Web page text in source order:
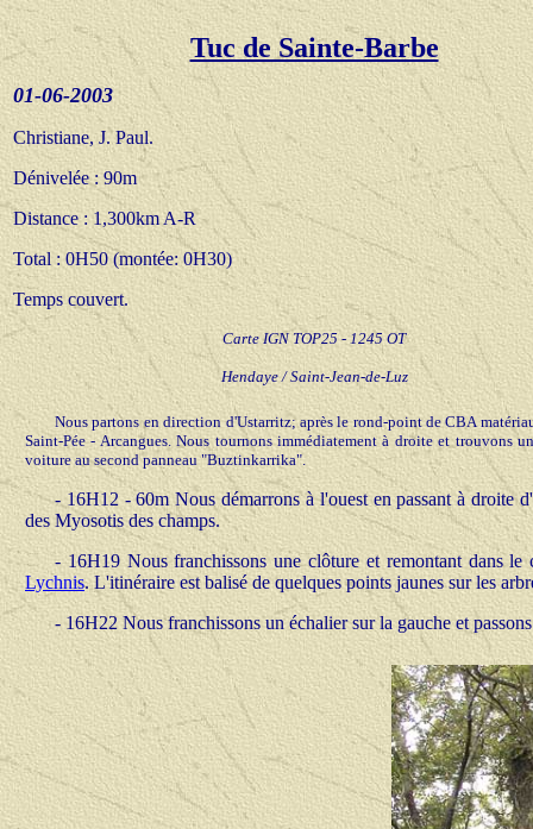
Tuc de Sainte-Barbe
01-06-2003
Christiane, J. Paul.
Dénivelée : 90m
Distance : 1,300km A-R
Total : 0H50 (montée: 0H30)
Temps couvert.
Carte IGN TOP25 - 1245 OT
Hendaye / Saint-Jean-de-Luz
Nous partons en direction d'Ustarritz; après le rond-point de CBA
Saint-Pée - Arcangues. Nous tournons immédiatement à droite et
voiture au second panneau "Buztinkarrika".
- 16H12 - 60m Nous démarrons à l'ouest en passant à droite
des Myosotis des champs.
- 16H19 Nous franchissons une clôture et remontant dans
Lychnis. L'itinéraire est balisé de quelques points jaunes sur les
- 16H22 Nous franchissons un échalier sur la gauche et